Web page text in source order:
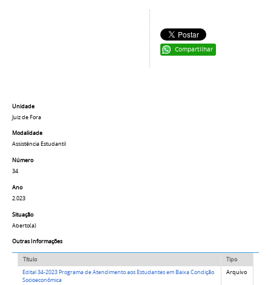
Compartilhar
Unidade
Juiz de Fora
Modalidade
Assistência Estudantil
Número
34
Ano
2.023
Situação
Aberto(a)
Outras Informações
Título
Tipo
Edital 34-2023 Programa de Atendimento aos Estudantes em Baixa Condição
Socioeconômica
Arquivo